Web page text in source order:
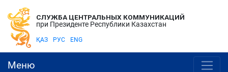
СЛУЖБА ЦЕНТРАЛЬНЫХ КОММУНИКАЦИЙ
при Президенте Республики Казахстан
ҚАЗ РУС ENG
Меню